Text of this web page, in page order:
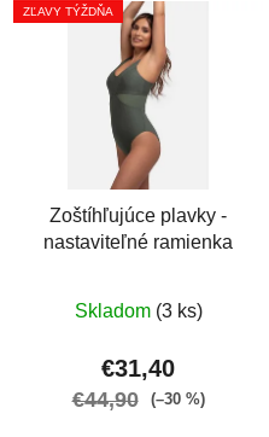
ZĽAVY TÝŽDŇA
Zoštíhľujúce plavky -
nastaviteľné ramienka
hodnotenie
produktu
Skladom (3 ks)
€31,40
€44,90 (–30 %)